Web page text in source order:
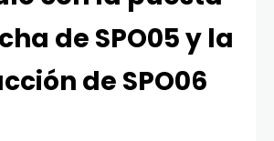
de SPO05 y la
de SPO06